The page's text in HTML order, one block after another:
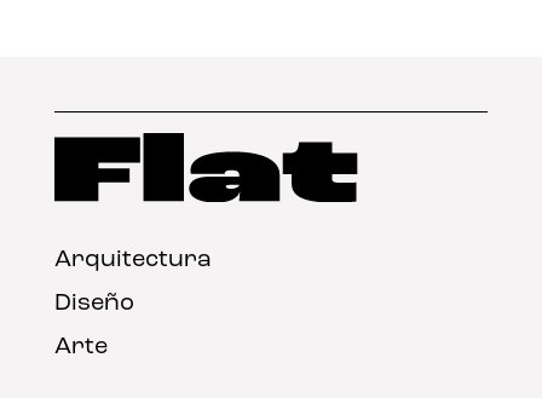
Arquitectura
Diseño
Arte